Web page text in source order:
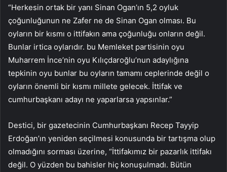
“Herkesin ortak bir yanı Sinan Ogan’ın 5,2 oyluk
çoğunluğunun ne Zafer ne de Sinan Ogan olması. Bu
oyların bir kısmı o ittifakın ama çoğunluğu onların değil.
Bunlar irtica oylarıdır. bu Memleket partisinin oyu
Muharrem İnce’nin oyu Kılıçdaroğlu’nun adaylığına
tepkinin oyu bunlar bu oyların tamamı ceplerinde değil o
oyların önemli bir kısmı millete gelecek. İttifak ve
cumhurbaşkanı adayı ne yaparlarsa yapsınlar.”
Destici, bir gazetecinin Cumhurbaşkanı Recep Tayyip
Erdoğan’ın yeniden seçilmesi konusunda bir tartışma olup
olmadığını sorması üzerine, “İttifakımız bir pazarlık ittifakı
değil. O yüzden bu bahisler hiç konuşulmadı. Bütün